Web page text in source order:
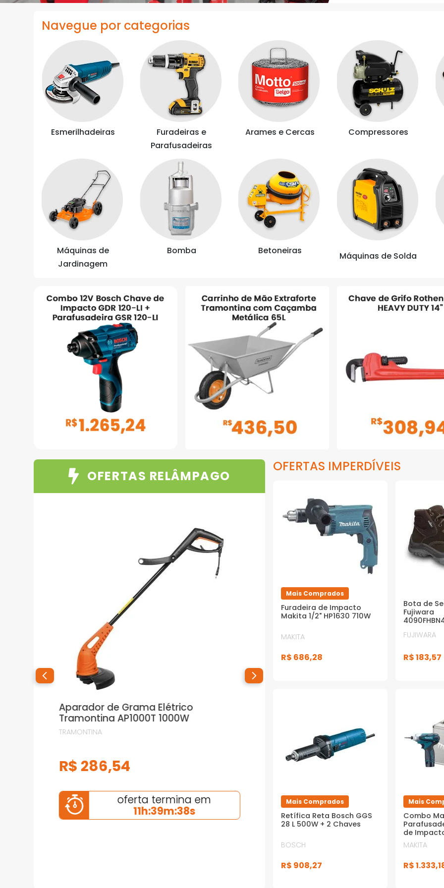
Navegue por categorias
Esmerilhadeiras
Furadeiras e
Parafusadeiras
Arames e Cercas Compressores
Máquinas de
Jardinagem
Bomba Betoneiras Máquinas de Solda
Aparador de Grama Elétrico
Tramontina AP1000T 1000W
TRAMONTINA
R$ 286,54
oferta termina em
11h:39m:37s
OFERTAS RELÂMPAGO
OFERTAS IMPERDÍVEIS
Mais Comprados
Furadeira de Impacto
Makita 1/2" HP1630 710W
MAKITA
R$ 686,28
Bota de
Fujiwara
FUJIWARA
R$183,57
Mais Comprados
Retífica Reta Bosch GGS
28 L 500W + 2 Chaves
BOSCH
R$ 908,27
Mais
Combo
de
TD090D
Maleta
MAKITA
R$1.333,